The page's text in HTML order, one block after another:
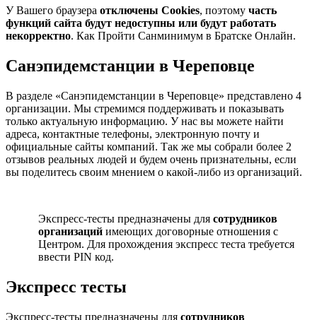
У Вашего браузера отключены Cookies, поэтому часть
функций сайта будут недоступны или будут работать
некорректно. Как Пройти Санминимум в Братске Онлайн.
Санэпидемстанции в Череповце
В разделе «Санэпидемстанции в Череповце» представлено 4
организации. Мы стремимся поддерживать и показывать
только актуальную информацию. У нас вы можете найти
адреса, контактные телефоны, электронную почту и
официальные сайты компаний. Так же мы собрали более 2
отзывов реальных людей и будем очень признательны, если
вы поделитесь своим мнением о какой-либо из организаций.
Экспресс-тесты предназначены для сотрудников
организаций имеющих договорные отношения с
Центром. Для прохождения экспресс теста требуется
ввести PIN код.
Экспресс тесты
Экспресс-тесты предназначены для сотрудников